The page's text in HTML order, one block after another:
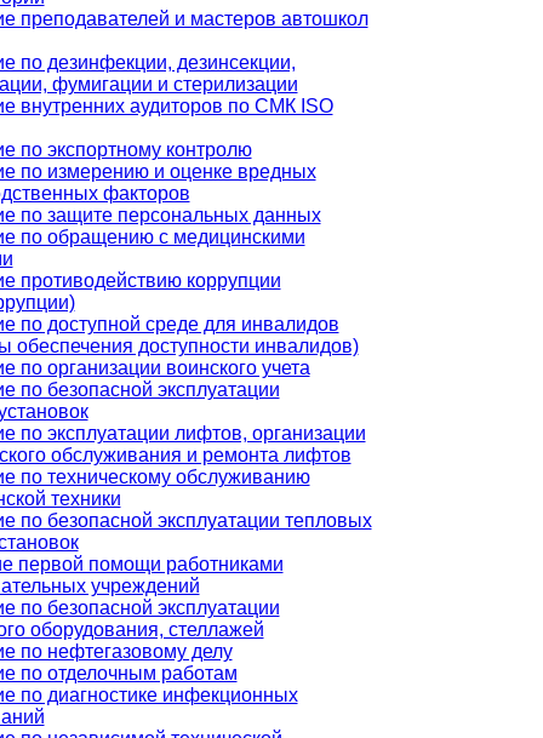
преподавателей и мастеров автошкол
по дезинфекции, дезинсекции,
фумигации и стерилизации
внутренних аудиторов по СМК ISO
по экспортному контролю
по измерению и оценке вредных
факторов
по защите персональных данных
по обращению с медицинскими
противодействию коррупции
по доступной среде для инвалидов
обеспечения доступности инвалидов)
по организации воинского учета
по безопасной эксплуатации
по эксплуатации лифтов, организации
обслуживания и ремонта лифтов
по техническому обслуживанию
техники
по безопасной эксплуатации тепловых
первой помощи работниками
учреждений
по безопасной эксплуатации
оборудования, стеллажей
по нефтегазовому делу
по отделочным работам
по диагностике инфекционных